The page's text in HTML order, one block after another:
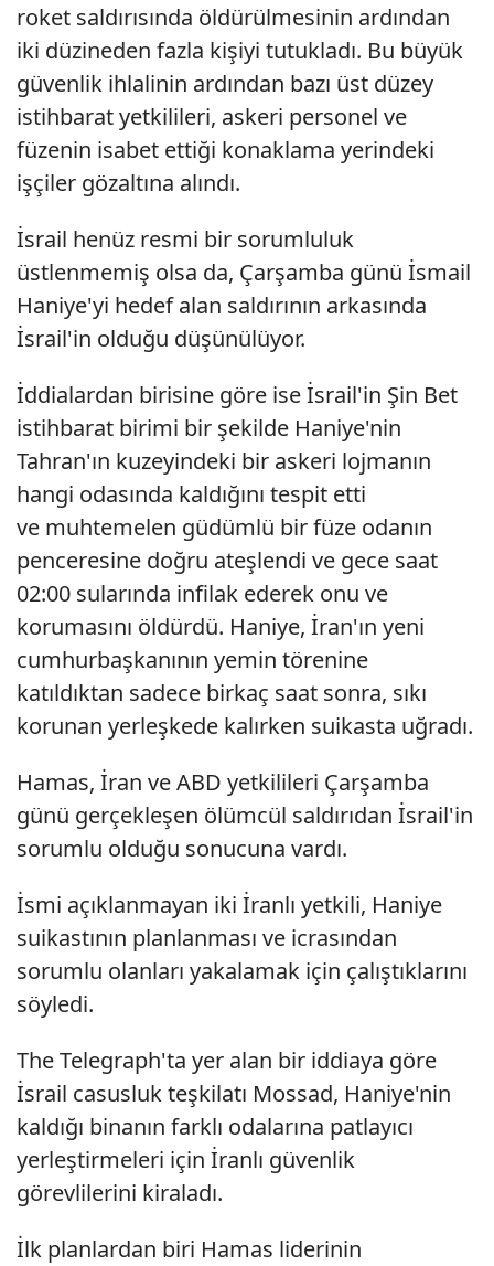
roket saldırısında öldürülmesinin ardından
iki düzineden fazla kişiyi tutukladı. Bu büyük
güvenlik ihlalinin ardından bazı üst düzey
istihbarat yetkilileri, askeri personel ve
füzenin isabet ettiği konaklama yerindeki
işçiler gözaltına alındı.
İsrail henüz resmi bir sorumluluk
üstlenmemiş olsa da, Çarşamba günü İsmail
Haniye'yi hedef alan saldırının arkasında
İsrail'in olduğu düşünülüyor.
İddialardan birisine göre ise İsrail'in Şin Bet
istihbarat birimi bir şekilde Haniye'nin
Tahran'ın kuzeyindeki bir askeri lojmanın
hangi odasında kaldığını tespit etti
ve muhtemelen güdümlü bir füze odanın
penceresine doğru ateşlendi ve gece saat
02:00 sularında infilak ederek onu ve
korumasını öldürdü. Haniye, İran'ın yeni
cumhurbaşkanının yemin törenine
katıldıktan sadece birkaç saat sonra, sıkı
korunan yerleşkede kalırken suikasta uğradı.
Hamas, İran ve ABD yetkilileri Çarşamba
günü gerçekleşen ölümcül saldırıdan İsrail'in
sorumlu olduğu sonucuna vardı.
İsmi açıklanmayan iki İranlı yetkili, Haniye
suikastının planlanması ve icrasından
sorumlu olanları yakalamak için çalıştıklarını
söyledi.
The Telegraph'ta yer alan bir iddiaya göre
İsrail casusluk teşkilatı Mossad, Haniye'nin
kaldığı binanın farklı odalarına patlayıcı
yerleştirmeleri için İranlı güvenlik
görevlilerini kiraladı.
İlk planlardan biri Hamas liderinin